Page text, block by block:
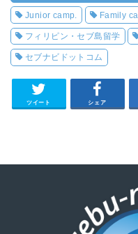
Junior camp. Family
フィリピン・セブ島留学
セブナビドットコム
ツイート シェア